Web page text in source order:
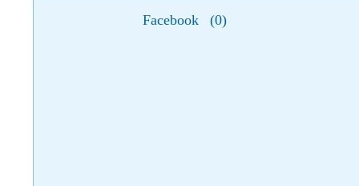
Facebook (0)